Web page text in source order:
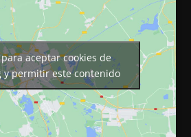
aceptar cookies de
y permitir este contenido